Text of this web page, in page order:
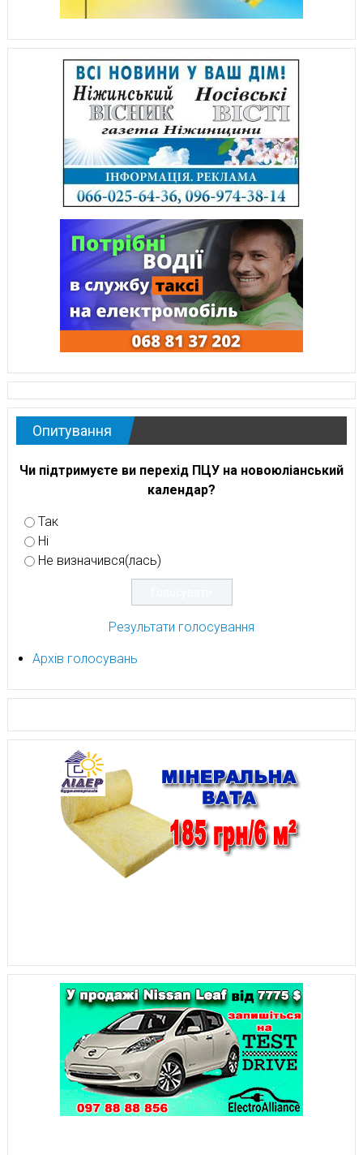
Опитування
Чи підтримуєте ви перехід ПЦУ на новоюліанський
календар?
Так
Ні
Не визначився(лась)
Результати голосування
Архів голосувань